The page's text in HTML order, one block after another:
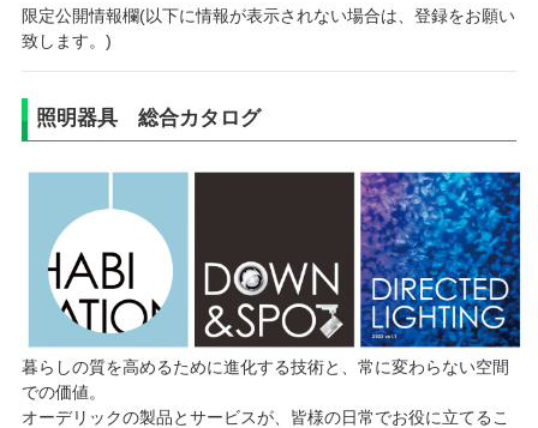
限定公開情報欄(以下に情報が表示されない場合は、登録をお願い
致します。)
照明器具 総合カタログ
暮らしの質を高めるために進化する技術と、常に変わらない空間
での価値。
オーデリックの製品とサービスが、皆様の日常でお役に立てるこ